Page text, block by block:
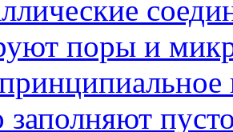
поры и
заполняют